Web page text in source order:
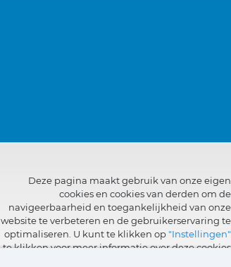
Deze pagina maakt gebruik van onze eigen
cookies en cookies van derden om de
navigeerbaarheid en toegankelijkheid van onze
website te verbeteren en de gebruikerservaring te
optimaliseren. U kunt te klikken op"Instellingen"
te klikken voor meer informatie over deze cookies